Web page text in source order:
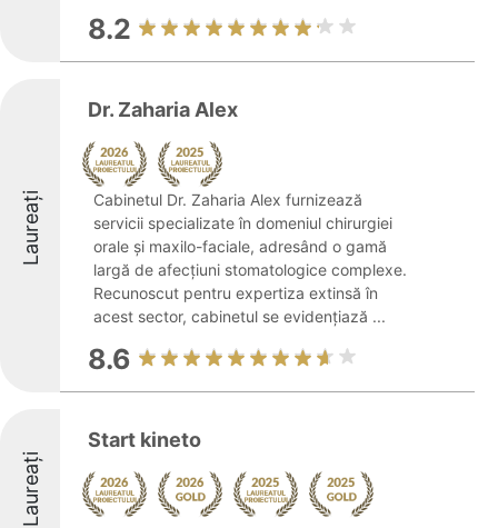
8.2
Laureați
Dr. Zaharia Alex
Cabinetul Dr. Zaharia Alex furnizează
servicii specializate în domeniul chirurgiei
orale și maxilo-faciale, adresând o gamă
largă de afecțiuni stomatologice complexe.
Recunoscut pentru expertiza extinsă în
acest sector, cabinetul se evidențiază ...
8.6
Laureați
Start kineto